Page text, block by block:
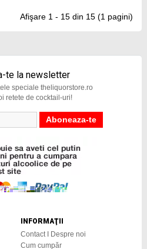
Afişare 1 - 15 din 15 (1 pagini)
te la newsletter
speciale theliquorstore.ro
retete de cocktail-uri!
INFORMAŢII
Contact I Despre noi
Cum cumpăr